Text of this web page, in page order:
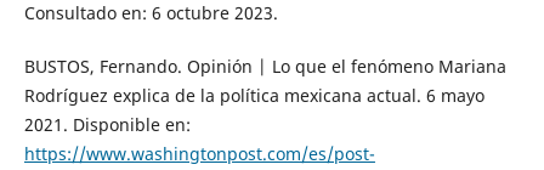
Consultado en: 6 octubre 2023.
BUSTOS, Fernando. Opinión | Lo que el fenómeno Mariana
Rodríguez explica de la política mexicana actual. 6 mayo
2021. Disponible en:
https://www.washingtonpost.com/es/post-